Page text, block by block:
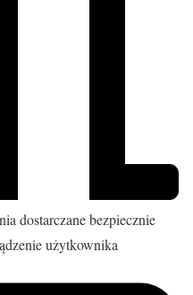
dostarczane bezpiecznie
użytkownika